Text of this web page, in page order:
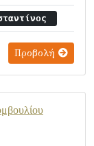
Προβολή